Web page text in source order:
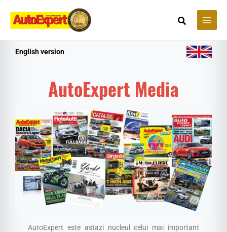
content
Search
English version
AutoExpert Media
AutoExpert este astazi nucleul celui mai important